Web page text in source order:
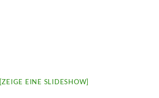
[ZEIGE EINE SLIDESHOW]